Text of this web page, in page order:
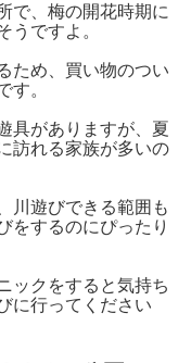
で、梅の開花時期に
うですよ。
ため、買い物のつい
す。
具がありますが、夏
訪れる家族が多いの
川遊びできる範囲も
をするのにぴったり
ックをすると気持ち
に行ってください